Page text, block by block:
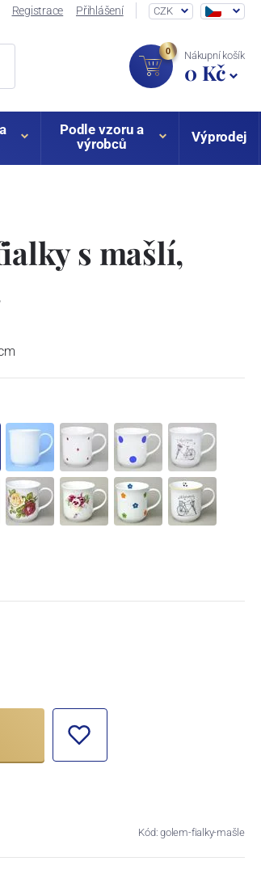
Registrace Přihlášení CZK
0 Nákupní košík
0 Kč
Podle vzoru a
výrobců
Výprodej
s mašlí,
Kód: golem-fialky-mašle